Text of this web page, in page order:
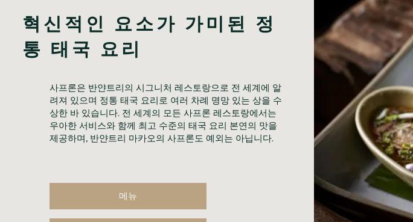
혁신적인 요소가 가미된 정
통 태국 요리
사프론은 반얀트리의 시그니처 레스토랑으로 전 세계에 알
려져 있으며 정통 태국 요리로 여러 차례 명망 있는 상을 수
상한 바 있습니다. 전 세계의 모든 사프론 레스토랑에서는
우아한 서비스와 함께 최고 수준의 태국 요리 본연의 맛을
제공하며, 반얀트리 마카오의 사프론도 예외는 아닙니다.
메뉴